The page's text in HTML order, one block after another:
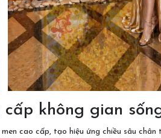
không gian
cao cấp, tạo hiệu ứng chiều sâu chân